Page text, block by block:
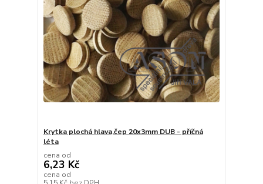
Krytka plochá hlava,čep 20x3mm DUB - příčná
léta
cena od
6,23 Kč
cena od